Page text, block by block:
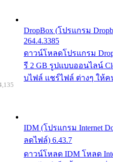
DropBox (โปรแกรม
264.4.3385
ดาวน์โหลดโปรแกรม
รี 2 GB รูปแบบออนไลน์
บไฟล์ แชร์ไฟล์ ต่างๆ ให้ค
IDM (โปรแกรม Internet
ลดไฟล์) 6.43.7
ดาวน์โหลด IDM โหลด